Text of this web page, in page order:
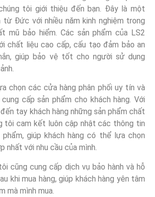
tôi giới thiệu đến bạn. Đây là một
từ Đức với nhiều năm kinh nghiệm trong
mũ bảo hiểm. Các sản phẩm của LS2
chất liệu cao cấp, cấu tạo đảm bảo an
giúp bảo vệ tốt cho người sử dụng
chọn các cửa hàng phân phối uy tín và
cấp sản phẩm cho khách hàng. Với
tay khách hàng những sản phẩm chất
tôi cam kết luôn cập nhật các thông tin
giúp khách hàng có thể lựa chọn
nhất với nhu cầu của mình.
cũng cung cấp dịch vụ bảo hành và hỗ
khi mua hàng, giúp khách hàng yên tâm
mà mình mua.